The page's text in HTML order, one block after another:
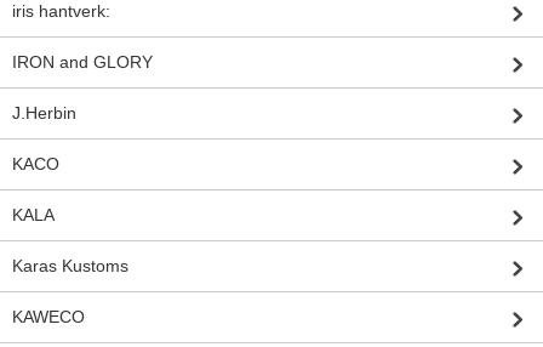
iris hantverk:
IRON and GLORY
J.Herbin
KACO
KALA
Karas Kustoms
KAWECO